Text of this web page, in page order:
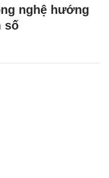
nghệ hướng
số